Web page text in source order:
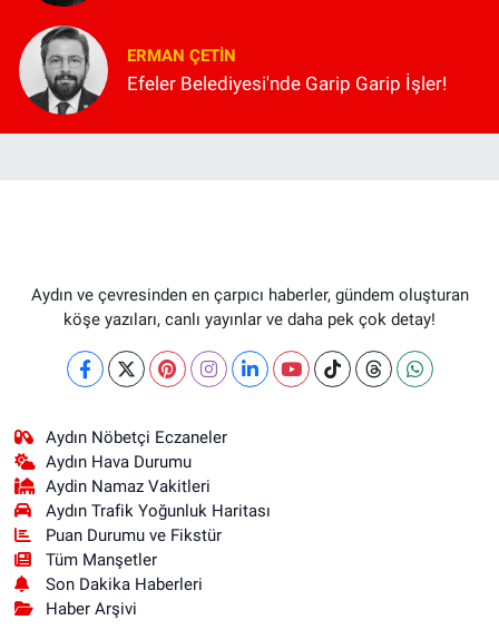
ERMAN ÇETIN
Efeler Belediyesi'nde Garip Garip İşler!
Aydın ve çevresinden en çarpıcı haberler, gündem oluşturan
köşe yazıları, canlı yayınlar ve daha pek çok detay!
Aydın Nöbetçi Eczaneler
Aydın Hava Durumu
Aydin Namaz Vakitleri
Aydın Trafik Yoğunluk Haritası
Puan Durumu ve Fikstür
Tüm Manşetler
Son Dakika Haberleri
Haber Arşivi